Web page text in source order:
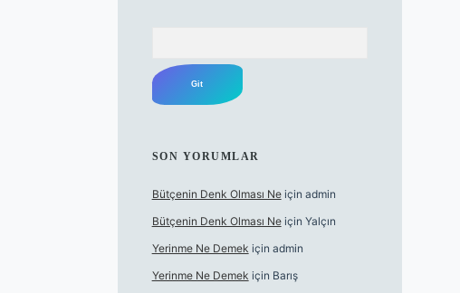
SON YORUMLAR
Bütçenin Denk Olması Neiçin admin
Bütçenin Denk Olması Neiçin Yalçın
Yerinme Ne Demek için admin
Yerinme Ne Demek için Barış